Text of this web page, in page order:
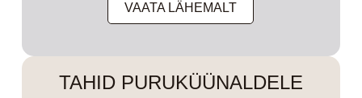
VAATA LÄHEMALT
TAHID PURUKÜÜNALDELE